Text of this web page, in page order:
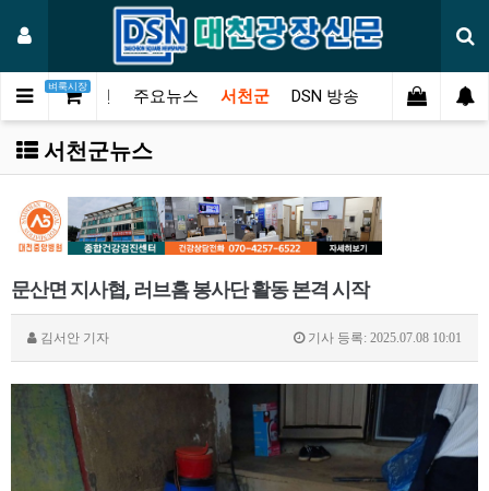
벼룩시장
메인 주요뉴스 서천군 DSN 방송 오피니언 연
서천군뉴스
문산면 지사협, 러브홈 봉사단 활동 본격 시작
김서안 기자 기사 등록: 2025.07.08 10:01